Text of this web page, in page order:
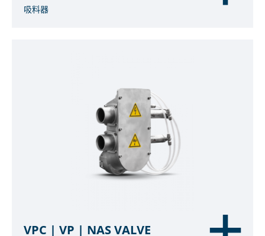
吸料器
VPC | VP | NAS VALVE